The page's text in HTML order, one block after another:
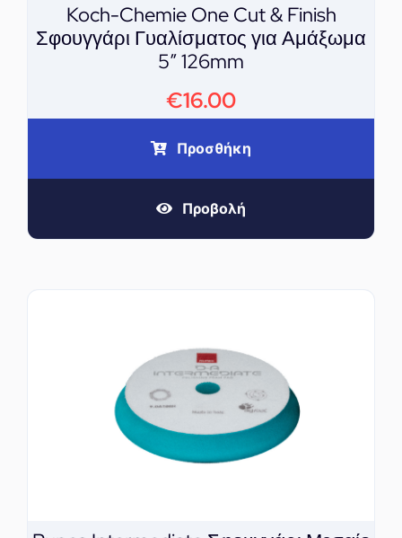
Koch-Chemie One Cut & Finish
Σφουγγάρι Γυαλίσματος για Αμάξωμα
5″ 126mm
€16.00
Προσθήκη
Προβολή